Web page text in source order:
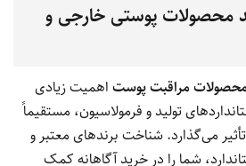
محصولات پوستی خارجی و
مراقبت پوست اهمیت زیادی
تولید و فرمولاسیون، مستقیماً
می‌گذارد. شناخت برندهای معتبر و
شما را در خرید آگاهانه کمک